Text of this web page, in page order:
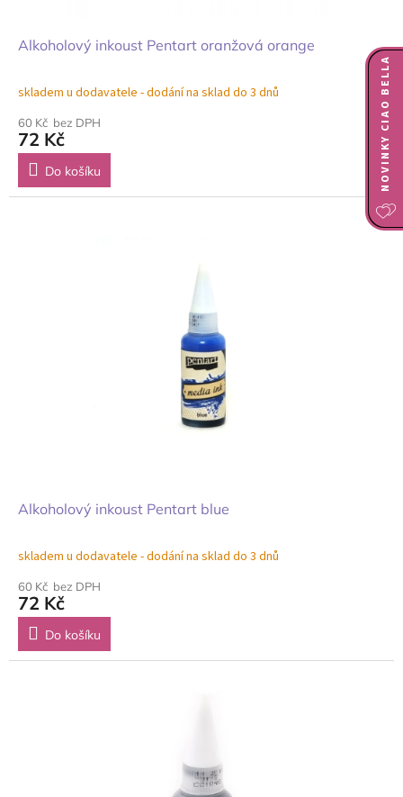
Alkoholový inkoust Pentart oranžová orange
skladem u dodavatele - dodání na sklad do 3 dnů
60 Kč bez DPH
72 Kč
Do košíku
Alkoholový inkoust Pentart blue
skladem u dodavatele - dodání na sklad do 3 dnů
60 Kč bez DPH
72 Kč
Do košíku
NOVINKY CIAO BELLA